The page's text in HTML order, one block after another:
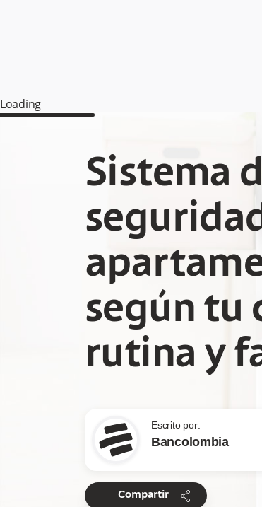
Loading
Sistema
según tu
rutina y
Escrito por:
Bancolombia
Compartir share